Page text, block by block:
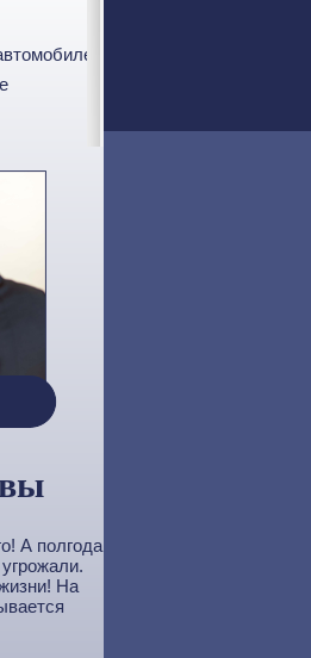
А полгода
На